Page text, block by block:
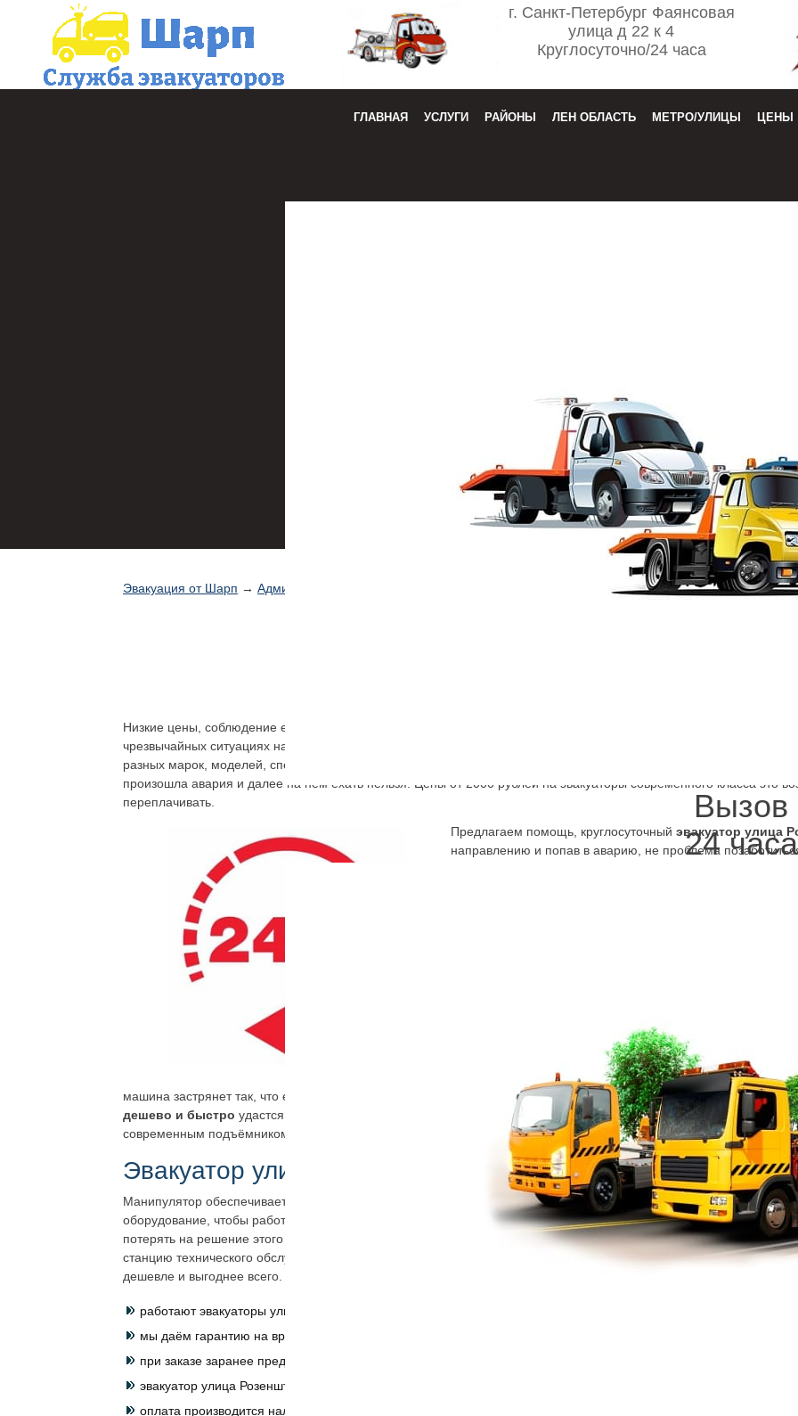
г. Санкт-Петербург Фаянсовая
улица д 22 к 4
Круглосуточно/24 часа
ГЛАВНАЯ УСЛУГИ РАЙОНЫ ЛЕН ОБЛАСТЬ МЕТРО/УЛИЦЫ ЦЕНЫ
Вызов
24 часа
Эвакуация от Шарп → Адмиралтейский район
Низкие цены, соблюдение евростандартов в работе делают нашу компанию надёжным партнёром и
чрезвычайных ситуациях на дороге. Мы много лет предоставляем услугу эвакуации и за это время приобрели
разных марок, моделей, спецтехникой. Вежливые, квалифицированные сотрудники вывезут, вытащат,
произошла авария и далее на нём ехать нельзя. Цены от 2000 рублей на эвакуаторы современного класса это
переплачивать.
Предлагаем помощь, круглосуточный эвакуатор улица
направлению и попав в аварию, не проблема
удобно размещается и надёжно фиксируется. Даже если
вызвать эвакуатор улица Розенштейна можно и
не приведёт к каким-либо дополнительным
машина застрянет так, что её не вытолкнуть, сколько не газуй. Если сразу, осознав, что ситуация вышла из под
дешево и быстро удастся всё исправить. Новые запчасти для повреждённой во время буксовки ходовой будут
современным подъёмником наш вызвать эвакуатор куда лучше.
Эвакуатор улица Розенштейна вызвать
Манипулятор обеспечивает безопасность во время работ. Есть также с лебёдкой эвакуатор, не с тралом, а с
оборудование, чтобы работы оперативно выполнялись, за 15-20 минут можно было проблему решить. Так, если
потерять на решение этого вопроса или позвонить нам, эвакуатор улица Розенштейна или вызвать в
станцию технического обслуживания на ремонт. Доверить специалистам решение возникшей проблемы, вызвать
дешевле и выгоднее всего. Преимущества, которые доступны нашим клиентам:
работают эвакуаторы улица Розенштейна
мы даём гарантию на время перевозки;
при заказе заранее предоставляется скидка;
эвакуатор улица Розенштейна круглосуточно, недорого можно вызвать или заказать транспортировку до
оплата производится наличным и безналичным расчетом;